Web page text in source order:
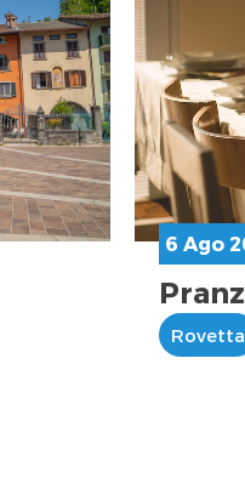
6 Ago
Rovetta